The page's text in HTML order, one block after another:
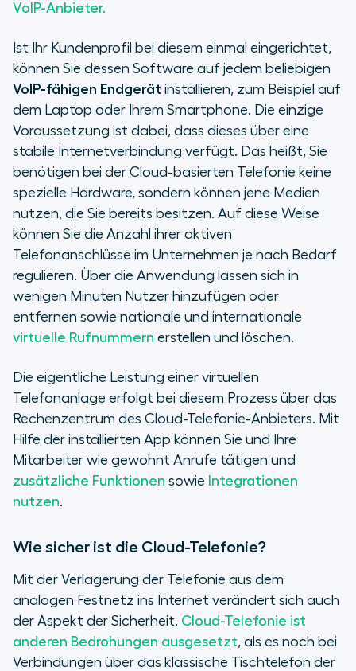
VoIP-Anbieter.
Ist Ihr Kundenprofil bei diesem einmal eingerichtet,
können Sie dessen Software auf jedem beliebigen
VoIP-fähigen Endgerät installieren, zum Beispiel auf
dem Laptop oder Ihrem Smartphone. Die einzige
Voraussetzung ist dabei, dass dieses über eine
stabile Internetverbindung verfügt. Das heißt, Sie
benötigen bei der Cloud-basierten Telefonie keine
spezielle Hardware, sondern können jene Medien
nutzen, die Sie bereits besitzen. Auf diese Weise
können Sie die Anzahl ihrer aktiven
Telefonanschlüsse im Unternehmen je nach Bedarf
regulieren. Über die Anwendung lassen sich in
wenigen Minuten Nutzer hinzufügen oder
entfernen sowie nationale und internationale
virtuelle Rufnummern erstellen und löschen.
Die eigentliche Leistung einer virtuellen
Telefonanlage erfolgt bei diesem Prozess über das
Rechenzentrum des Cloud-Telefonie-Anbieters. Mit
Hilfe der installierten App können Sie und Ihre
Mitarbeiter wie gewohnt Anrufe tätigen und
zusätzliche Funktionen sowie Integrationen
nutzen.
Wie sicher ist die Cloud-Telefonie?
Mit der Verlagerung der Telefonie aus dem
analogen Festnetz ins Internet verändert sich auch
der Aspekt der Sicherheit. Cloud-Telefonie ist
anderen Bedrohungen ausgesetzt, als es noch bei
Verbindungen über das klassische Tischtelefon der